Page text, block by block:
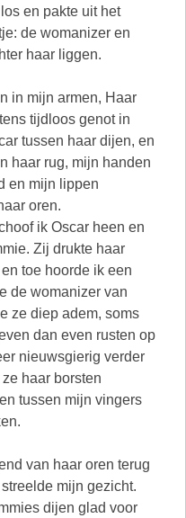
en pakte uit het
de womanizer en
haar liggen.
in mijn armen, Haar
tijdloos genot in
tussen haar dijen, en
haar rug, mijn handen
en mijn lippen
oren.
ik Oscar heen en
Zij drukte haar
toe hoorde ik een
de womanizer van
ze diep adem, soms
dan even rusten op
nieuwsgierig verder
haar borsten
tussen mijn vingers
van haar oren terug
mijn gezicht.
dijen glad voor